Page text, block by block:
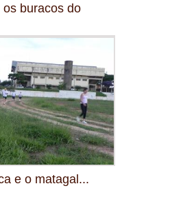
buracos do
e o matagal...